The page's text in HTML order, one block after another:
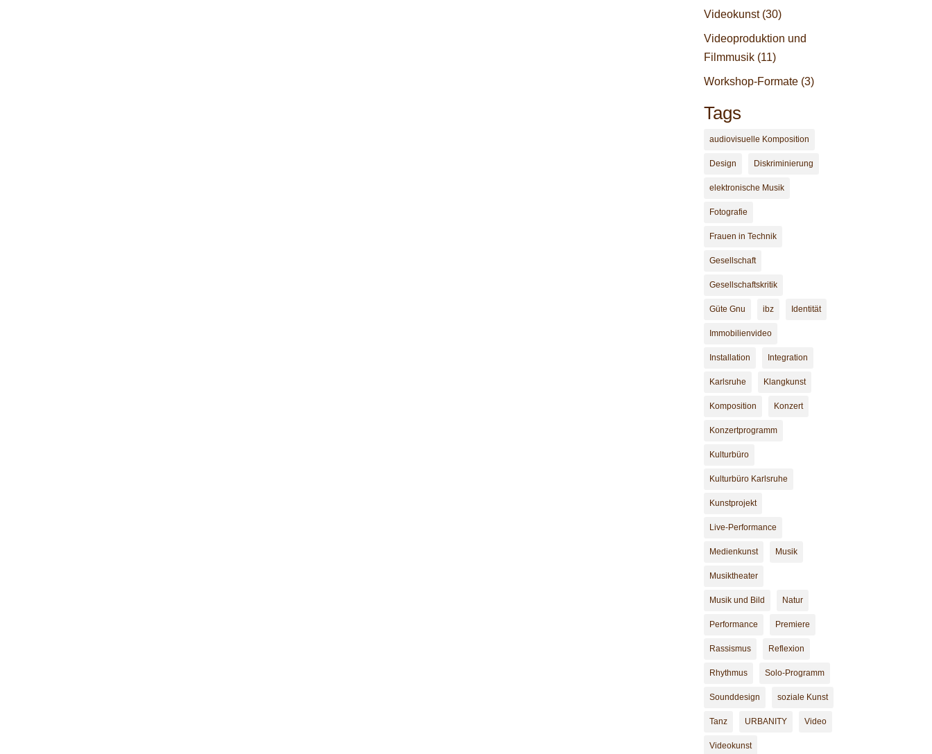
Videokunst(30)
Videoproduktion und
Filmmusik (11)
Workshop-Formate (3)
Tags
audiovisuelle Komposition
Design Diskriminierung
elektronische Musik
Fotografie
Frauen in Technik
Gesellschaft
Gesellschaftskritik
Güte Gnu ibz Identität
Immobilienvideo
Installation Integration
Karlsruhe Klangkunst
Komposition Konzert
Konzertprogramm
Kulturbüro
Kulturbüro Karlsruhe
Kunstprojekt
Live-Performance
Medienkunst Musik
Musiktheater
Musik und Bild Natur
Performance Premiere
Rassismus Reflexion
Rhythmus Solo-Programm
Sounddesign soziale Kunst
Tanz URBANITY Video
Videokunst